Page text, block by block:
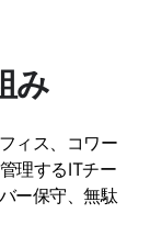
み
ィス、コワー
理するITチー
ー保守、無駄